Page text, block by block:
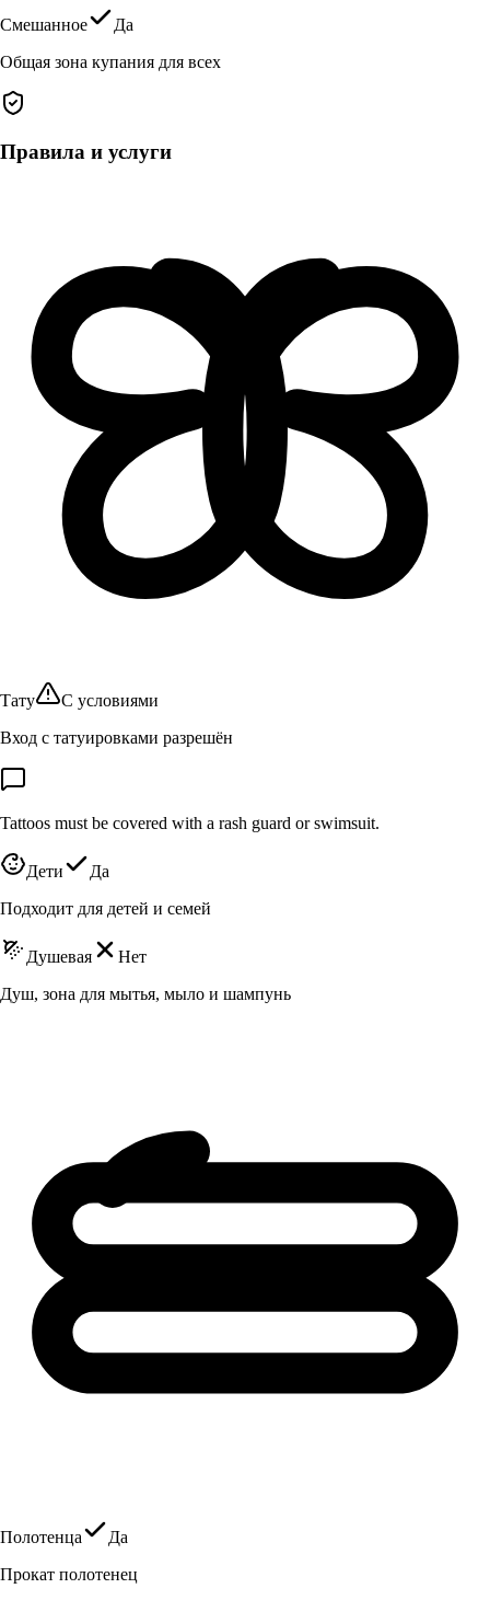
Смешанное
Да
Общая зона купания для всех
Правила и услуги
Тату
С условиями
Вход с татуировками разрешён
Tattoos must be covered with a rash guard or swimsuit.
Дети
Да
Подходит для детей и семей
Душевая
Нет
Душ, зона для мытья, мыло и шампунь
Полотенца
Да
Прокат полотенец